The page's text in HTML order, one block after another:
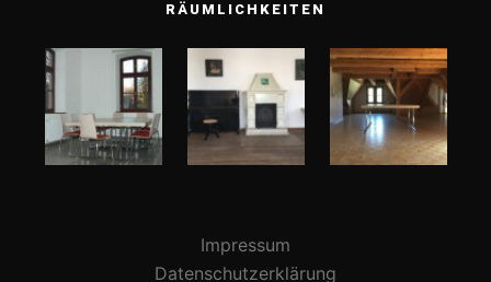
RÄUMLICHKEITEN
Impressum
Datenschutzerklärung